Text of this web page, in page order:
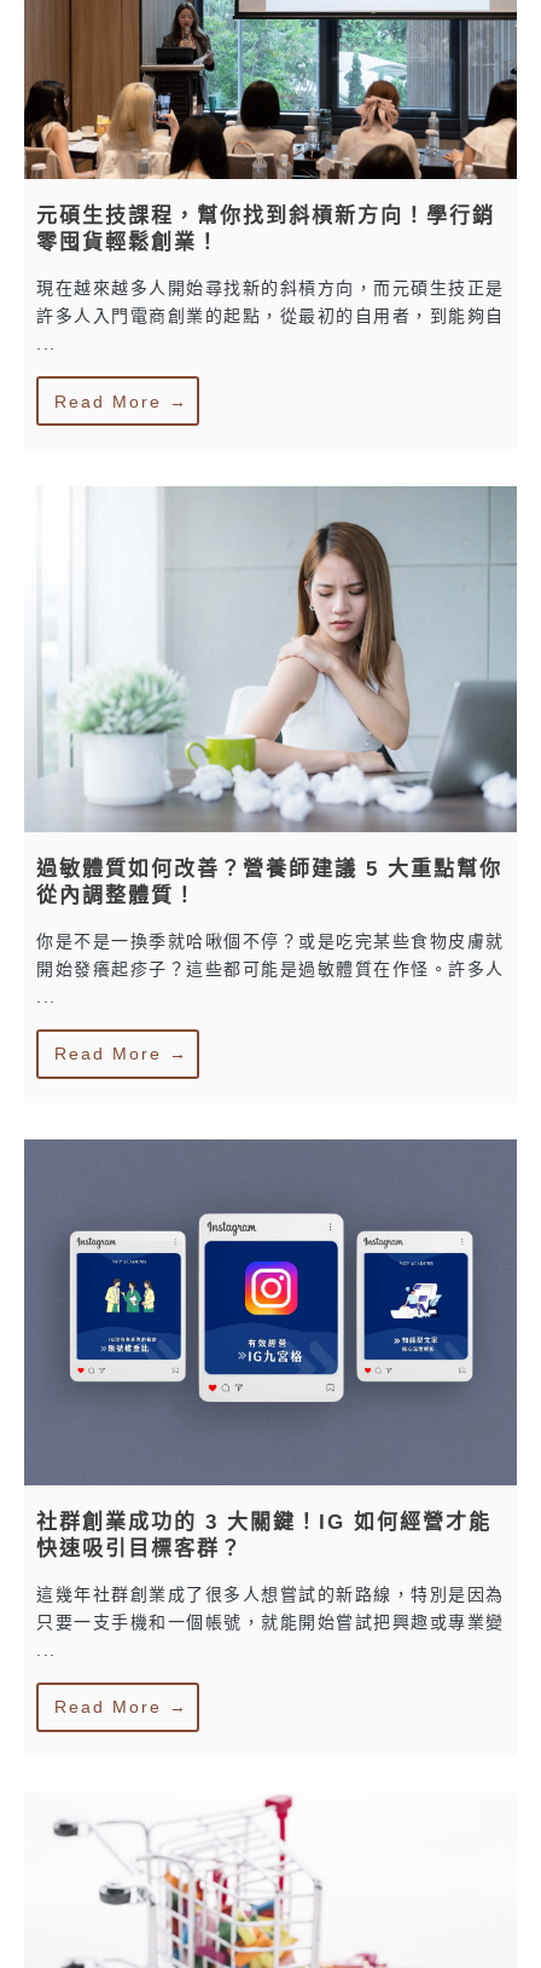
元碩生技課程，幫你找到斜槓新方向！學行銷
零囤貨輕鬆創業！
現在越來越多人開始尋找新的斜槓方向，而元碩生技正是
許多人入門電商創業的起點，從最初的自用者，到能夠自
...
Read More →
過敏體質如何改善？營養師建議 5 大重點幫你
從內調整體質！
你是不是一換季就哈啾個不停？或是吃完某些食物皮膚就
開始發癢起疹子？這些都可能是過敏體質在作怪。許多人
Read More →
社群創業成功的 3 大關鍵！IG 如何經營才能
快速吸引目標客群？
這幾年社群創業成了很多人想嘗試的新路線，特別是因為
只要一支手機和一個帳號，就能開始嘗試把興趣或專業變
Read More →